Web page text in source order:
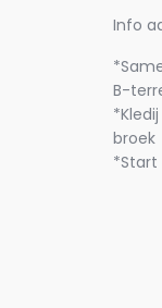
Info
B-
broek
*Start